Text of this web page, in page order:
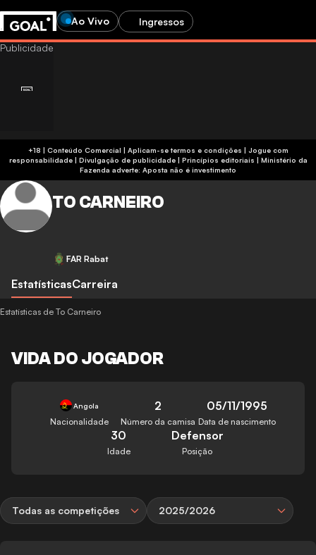
Ao Vivo Ingressos
+18 | Conteúdo Comercial | Aplicam-se termos e condições | Jogue com
responsabilidade| Divulgação de publicidade| Princípios editoriais | Ministério da
Fazenda adverte: Aposta não é investimento
TO CARNEIRO
FAR Rabat
EstatísticasCarreira
Estatísticas de To Carneiro
VIDA DO JOGADOR
Angola
Nacionalidade
2
Número da camisa
05/11/1995
Data de nascimento
30
Idade
Defensor
Posição
Todas as competições 2025/2026